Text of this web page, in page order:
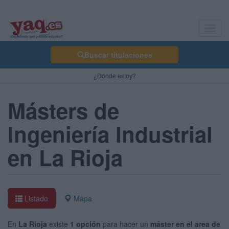
Buscar titulaciones
¿Dónde estoy?
Másters de
Ingeniería Industrial
en La Rioja
Listado Mapa
En La Rioja existe 1 opción para hacer un máster en el area de